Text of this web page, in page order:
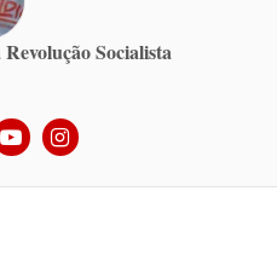
Socialista